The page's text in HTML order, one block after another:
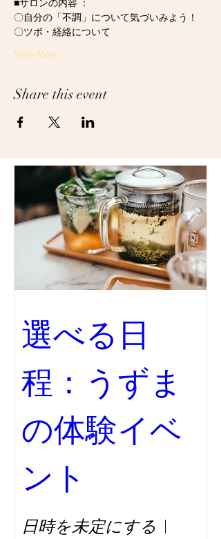
■サロンの内容 ：
〇自分の「不調」について気づいみよう！
〇ツボ・経絡について
Show More
Share this event
選べる日
程：うずま
の体験イベ
ント
日時を未定にする